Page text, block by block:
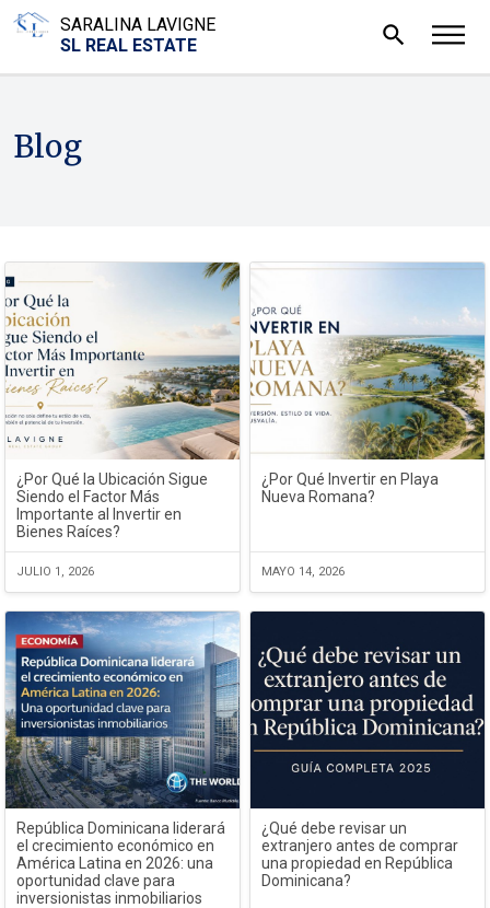
SARALINA LAVIGNE
SL REAL ESTATE
search
Blog
¿Por Qué la Ubicación Sigue
Siendo el Factor Más
Importante al Invertir en
Bienes Raíces?
JULIO 1, 2026
¿Por Qué Invertir en Playa
Nueva Romana?
MAYO 14, 2026
República Dominicana liderará
el crecimiento económico en
América Latina en 2026: una
oportunidad clave para
inversionistas inmobiliarios
¿Qué debe revisar un
extranjero antes de comprar
una propiedad en República
Dominicana?